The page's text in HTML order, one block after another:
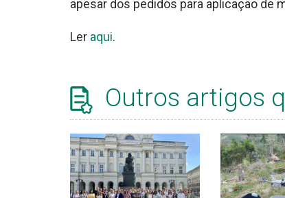
apesar dos pedidos para aplicação de
Ler aqui.
Outros artigos